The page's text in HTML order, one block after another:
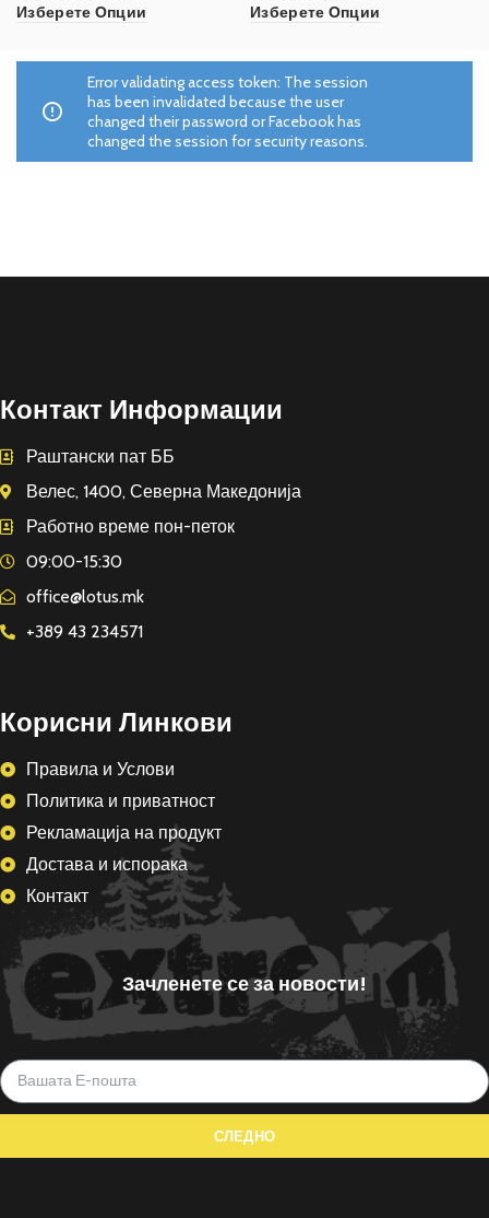
Изберете Опции
Изберете Опции
Error validating access token: The session
has been invalidated because the user
changed their password or Facebook has
changed the session for security reasons.
Контакт Информации
Раштански пат ББ
Велес, 1400, Северна Македонија
Работно време пон-петок
09:00-15:30
office@lotus.mk
+389 43 234571
Корисни Линкови
Правила и Услови
Политика и приватност
Рекламација на продукт
Достава и испорака
Контакт
Зачленете се за новости!